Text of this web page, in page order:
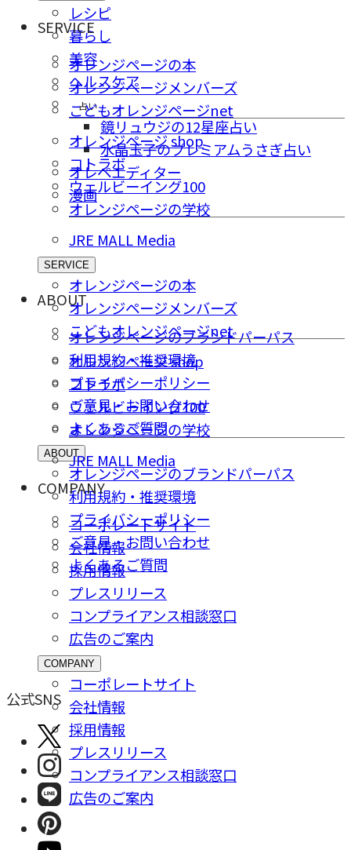
レシピ
暮らし
美容
ヘルスケア
占い
鏡リュウジの12星座占い
水晶玉子のプレミアムうさぎ占い
オレペエディター
漫画
SERVICE
オレンジページの本
オレンジページメンバーズ
こどもオレンジページnet
オレンジページ shop
コトラボ
ウェルビーイング100
オレンジページの学校
JRE MALL Media
SERVICE
オレンジページの本
オレンジページメンバーズ
こどもオレンジページnet
オレンジページ shop
コトラボ
ウェルビーイング100
オレンジページの学校
JRE MALL Media
ABOUT
オレンジページのブランドパーパス
利用規約・推奨環境
プライバシーポリシー
ご意⾒・お問い合わせ
よくあるご質問
ABOUT
オレンジページのブランドパーパス
利用規約・推奨環境
プライバシーポリシー
ご意⾒・お問い合わせ
よくあるご質問
COMPANY
コーポレートサイト
会社情報
採⽤情報
プレスリリース
コンプライアンス相談窓⼝
広告のご案内
COMPANY
コーポレートサイト
会社情報
採⽤情報
プレスリリース
コンプライアンス相談窓⼝
広告のご案内
公式SNS